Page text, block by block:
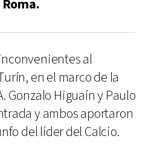
al
en el marco de la
Gonzalo Higuaín y Paulo
y ambos aportaron
del líder del Calcio.